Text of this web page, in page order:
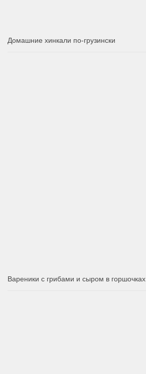
Домашние хинкали по-грузински
Вареники с грибами и сыром в горшочках